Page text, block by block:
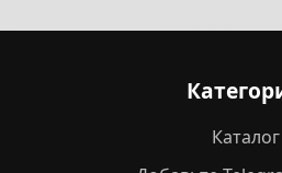
Каталог